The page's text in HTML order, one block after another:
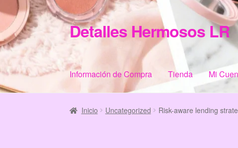
Ir
a
la
navegación
Ir
al
contenido
Detalles Hermosos LR
Información de Compra Tienda Mi
InicioCategories CheckoutHome Información de
Inicio Uncategorized Risk-aware lending